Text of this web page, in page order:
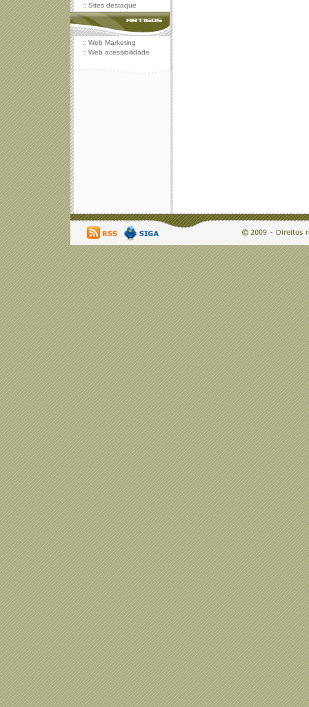
:: Sites destaque
:: Web Marketing
:: Web acessibilidade